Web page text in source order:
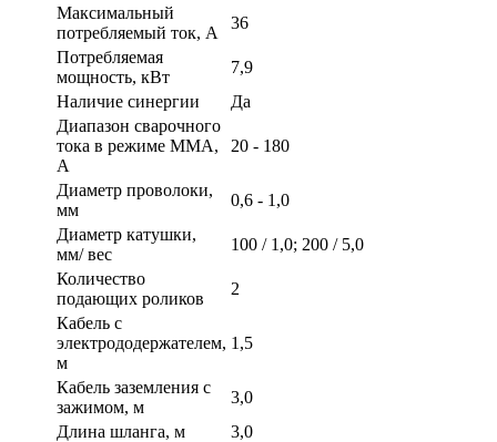
Максимальный
потребляемый ток, А
36
Потребляемая
мощность, кВт
7,9
Наличие синергии
Да
Диапазон сварочного
тока в режиме ММА,
А
20 - 180
Диаметр проволоки,
мм
0,6 - 1,0
Диаметр катушки,
мм/ вес
100 / 1,0; 200 / 5,0
Количество
подающих роликов
2
Кабель с
электрододержателем,
м
1,5
Кабель заземления с
зажимом, м
3,0
Длина шланга, м
3,0